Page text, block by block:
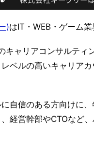
)はIT・WEB・ゲーム
キャリアコンサルティ
ベルの高いキャリア
自信のある方向けに
経営幹部やCTOなど